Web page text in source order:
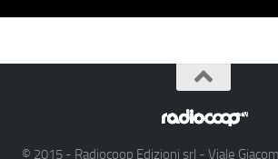
© 2015 - Radiocoop Edizioni srl - Viale